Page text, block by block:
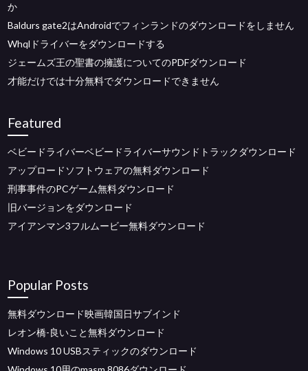
か
Baldurs gate2はAndroidでフィンランドのダウンロードをしません
Whqlドライバーをダウンロードする
ジェームズ王の聖書の擁護についてのPDFダウンロード
才能だけでは十分無料でダウンロードできません
Featured
ベビードライバーベビードライバーサウンドトラックダウンロード
アップロードソフトウェアの無料ダウンロード
刑事事件のPCゲーム無料ダウンロード
旧バージョンをダウンロード
アイアンマン3フルムービー無料ダウンロード
Popular Posts
無料ダウンロード映画韓国日サブインド
レオン橋-良いこと無料ダウンロード
Windows 10 USBスティックのダウンロード